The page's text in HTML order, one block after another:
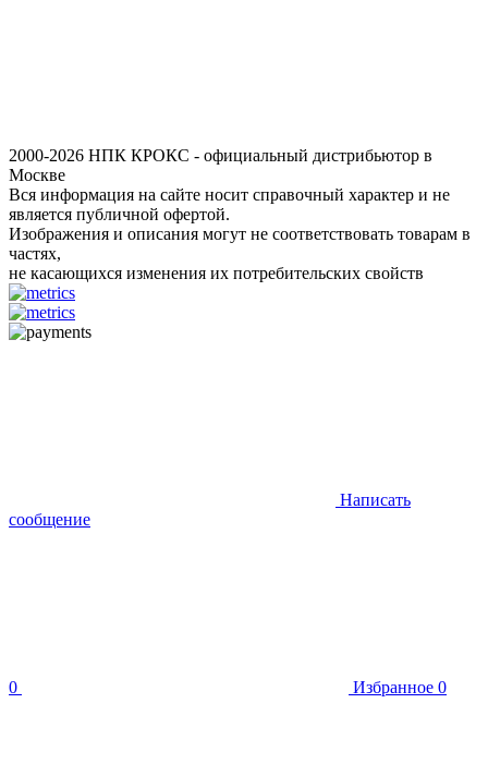
2000-2026 НПК КРОКС - официальный дистрибьютор в
Москве
Вся информация на сайте носит справочный характер и не
является публичной офертой.
Изображения и описания могут не соответствовать товарам в
частях,
не касающихся изменения их потребительских свойств
Написать
сообщение
0 Избранное 0